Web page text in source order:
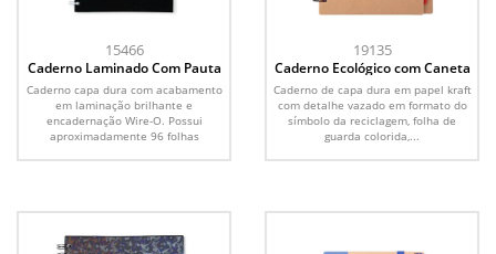
15466
Caderno Laminado Com Pauta
Caderno capa dura com acabamento
em laminação brilhante e
encadernação Wire-O. Possui
aproximadamente 96 folhas
19135
Caderno Ecológico com Caneta
Caderno de capa dura em papel kraft
com detalhe vazado em formato do
símbolo da reciclagem, folha de
guarda colorida,...